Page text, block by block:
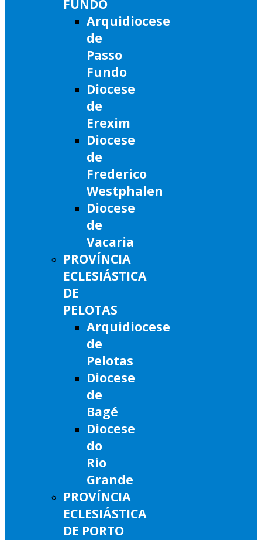
FUNDO
Arquidiocese
de
Passo
Fundo
Diocese
de
Erexim
Diocese
de
Frederico
Westphalen
Diocese
de
Vacaria
PROVÍNCIA
ECLESIÁSTICA
DE
PELOTAS
Arquidiocese
de
Pelotas
Diocese
de
Bagé
Diocese
do
Rio
Grande
PROVÍNCIA
ECLESIÁSTICA
DE PORTO